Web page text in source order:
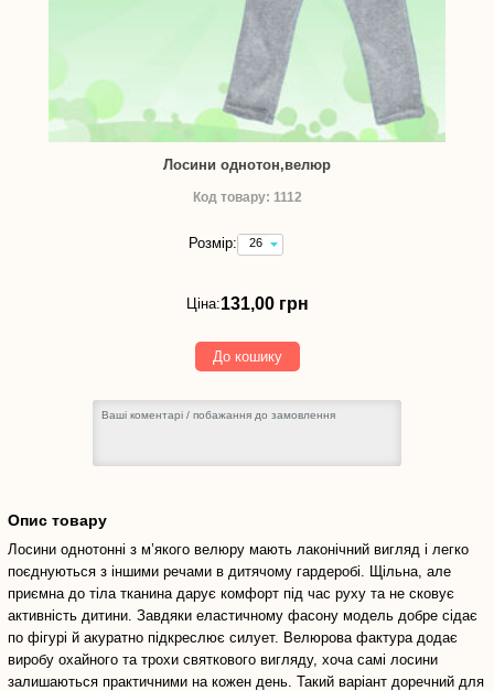
Лосини однотон,велюр
Код товару: 1112
Розмір:
26
(зріст
-
грн
Ціна:131,00 грн
До кошику
Опис товару
Лосини однотонні з м’якого велюру мають лаконічний вигляд і легко
поєднуються з іншими речами в дитячому гардеробі. Щільна, але
приємна до тіла тканина дарує комфорт під час руху та не сковує
активність дитини. Завдяки еластичному фасону модель добре сідає
по фігурі й акуратно підкреслює силует. Велюрова фактура додає
виробу охайного та трохи святкового вигляду, хоча самі лосини
залишаються практичними на кожен день. Такий варіант доречний для